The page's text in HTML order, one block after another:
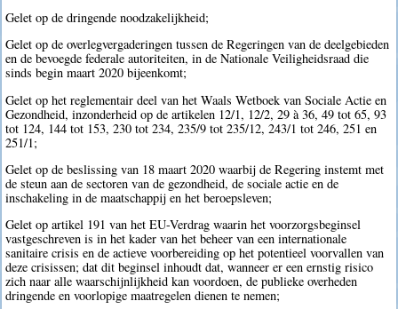
Gelet op de dringende noodzakelijkheid;
Gelet op de overlegvergaderingen tussen de Regeringen van de deelgebieden
en de bevoegde federale autoriteiten, in de Nationale Veiligheidsraad die
sinds begin maart 2020 bijeenkomt;
Gelet op het reglementair deel van het Waals Wetboek van Sociale Actie en
Gezondheid, inzonderheid op de artikelen 12/1, 12/2, 29 à 36, 49 tot 65, 93
tot 124, 144 tot 153, 230 tot 234, 235/9 tot 235/12, 243/1 tot 246, 251 en
251/1;
Gelet op de beslissing van 18 maart 2020 waarbij de Regering instemt met
de steun aan de sectoren van de gezondheid, de sociale actie en de
inschakeling in de maatschappij en het beroepsleven;
Gelet op artikel 191 van het EU-Verdrag waarin het voorzorgsbeginsel
vastgeschreven is in het kader van het beheer van een internationale
sanitaire crisis en de actieve voorbereiding op het potentieel voorvallen van
deze crisissen; dat dit beginsel inhoudt dat, wanneer er een ernstig risico
zich naar alle waarschijnlijkheid kan voordoen, de publieke overheden
dringende en voorlopige maatregelen dienen te nemen;